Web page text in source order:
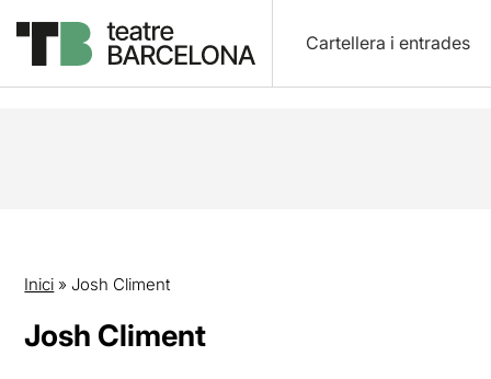
Cartellera i entrades
Inici » Josh Climent
Josh Climent